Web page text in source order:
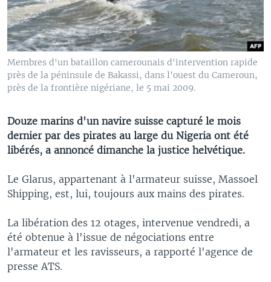
Membres d'un bataillon camerounais d'intervention rapide
près de la péninsule de Bakassi, dans l'ouest du Cameroun,
près de la frontière nigériane, le 5 mai 2009.
Douze marins d'un navire suisse capturé le mois
dernier par des pirates au large du Nigeria ont été
libérés, a annoncé dimanche la justice helvétique.
Le Glarus, appartenant à l'armateur suisse, Massoel
Shipping, est, lui, toujours aux mains des pirates.
La libération des 12 otages, intervenue vendredi, a
été obtenue à l'issue de négociations entre
l'armateur et les ravisseurs, a rapporté l'agence de
presse ATS.